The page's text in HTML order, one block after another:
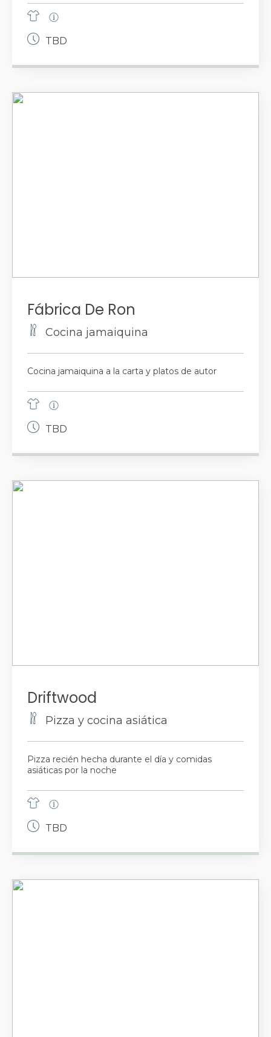
TBD
Fábrica De Ron
Cocina jamaiquina
Cocina jamaiquina a la carta y platos de autor
TBD
Driftwood
Pizza y cocina asiática
Pizza recién hecha durante el día y comidas
asiáticas por la noche
TBD